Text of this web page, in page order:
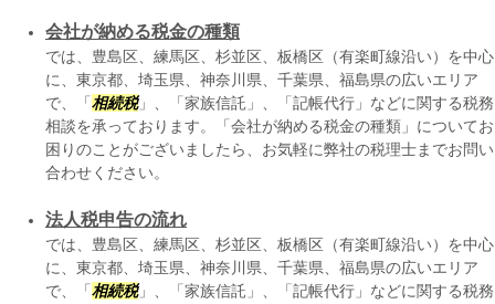
会社が納める税金の種類
では、豊島区、練馬区、杉並区、板橋区（有楽町線沿い）を中心
に、東京都、埼玉県、神奈川県、千葉県、福島県の広いエリア
で、「 相続税」、「家族信託」、「記帳代行」などに関する税務
相談を承っております。「会社が納める税金の種類」についてお
困りのことがございましたら、お気軽に弊社の税理士までお問い
合わせください。
法人税申告の流れ
では、豊島区、練馬区、杉並区、板橋区（有楽町線沿い）を中心
に、東京都、埼玉県、神奈川県、千葉県、福島県の広いエリア
で、「 相続税」、「家族信託」、「記帳代行」などに関する税務